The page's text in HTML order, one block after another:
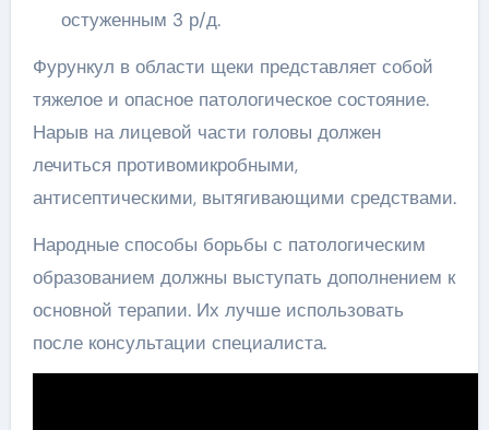
остуженным 3 р/д.
Фурункул в области щеки представляет собой
тяжелое и опасное патологическое состояние.
Нарыв на лицевой части головы должен
лечиться противомикробными,
антисептическими, вытягивающими средствами.
Народные способы борьбы с патологическим
образованием должны выступать дополнением к
основной терапии. Их лучше использовать
после консультации специалиста.